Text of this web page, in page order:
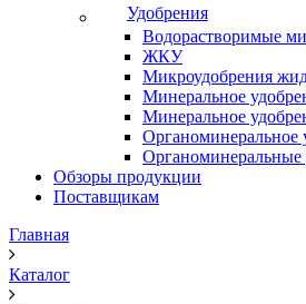
Удобрения
Водорастворимые
ЖКУ
Микроудобрения
Минеральное
Минеральное
Органоминеральное
Органоминеральные
Обзоры продукции
Поставщикам
Главная
Каталог